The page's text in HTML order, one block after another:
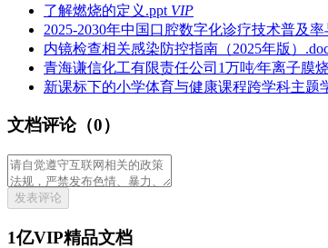
了解燃烧的定义.ppt VIP
2025-2030年中国口腔数字化诊疗技术普及
内镜检查相关感染防控指南（2025年版）
青海谦信化工有限责任公司1万吨∕年离子膜
新课标下的小学体育与健康课程跨学科主题
文档评论（0）
发表评论
1亿VIP精品文档